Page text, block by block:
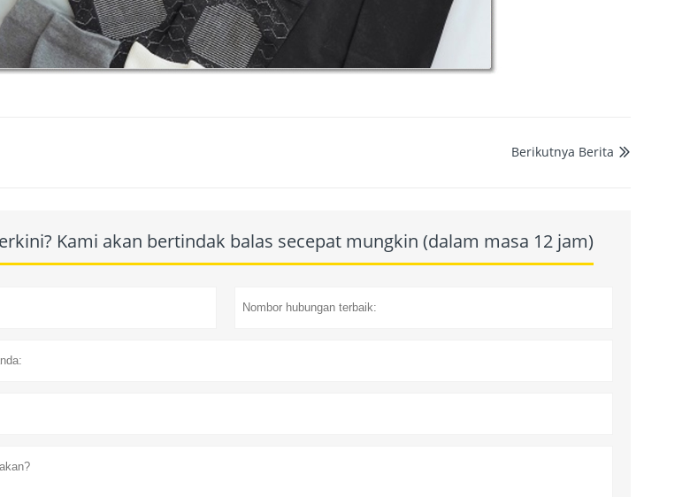

Berikutnya Berita
Kami akan bertindak balas secepat mungkin (dalam masa 12 jam)